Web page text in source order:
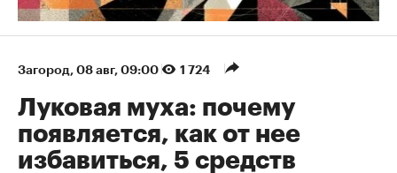
Загород 08 авг, 09:00 1 724
Луковая муха: почему
появляется, как от нее
избавиться, 5 средств